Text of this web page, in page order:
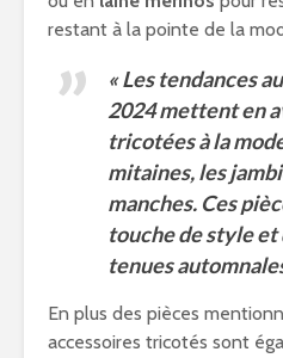
restant à la pointe de la
« Les tendances
2024 mettent en
tricotées à la
mitaines, les
manches. Ces
touche de style et
tenues
En plus des pièces
accessoires tricotés sont